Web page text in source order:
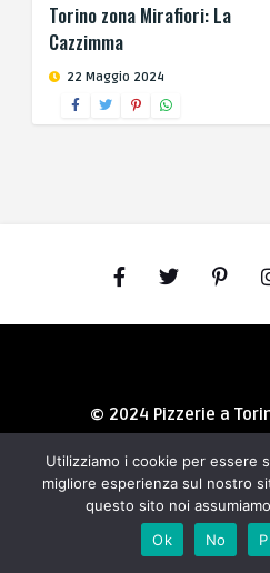
Torino zona Mirafiori: La
Cazzimma
22 Maggio 2024
© 2024 Pizzerie a
Utilizziamo i cookie per essere
migliore esperienza sul nostro
questo sito noi
Ok
No